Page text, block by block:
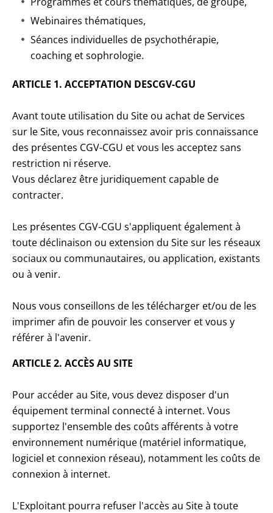
Webinaires thématiques,
Séances individuelles de psychothérapie,
coaching et sophrologie.
ARTICLE 1. ACCEPTATION DESCGV-CGU
Avant toute utilisation du Site ou achat de Services
sur le Site, vous reconnaissez avoir pris connaissance
des présentes CGV-CGU et vous les acceptez sans
restriction ni réserve.
Vous déclarez être juridiquement capable de
contracter.
Les présentes CGV-CGU s'appliquent également à
toute déclinaison ou extension du Site sur les réseaux
sociaux ou communautaires, ou application, existants
ou à venir.
Nous vous conseillons de les télécharger et/ou de les
imprimer afin de pouvoir les conserver et vous y
référer à l'avenir.
ARTICLE 2. ACCÈS AU SITE
Pour accéder au Site, vous devez disposer d'un
équipement terminal connecté à internet. Vous
supportez l'ensemble des coûts afférents à votre
environnement numérique (matériel informatique,
logiciel et connexion réseau), notamment les coûts de
connexion à internet.
L'Exploitant pourra refuser l'accès au Site à toute